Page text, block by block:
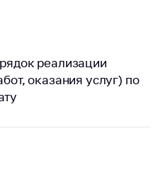
реализации
оказания услуг) по